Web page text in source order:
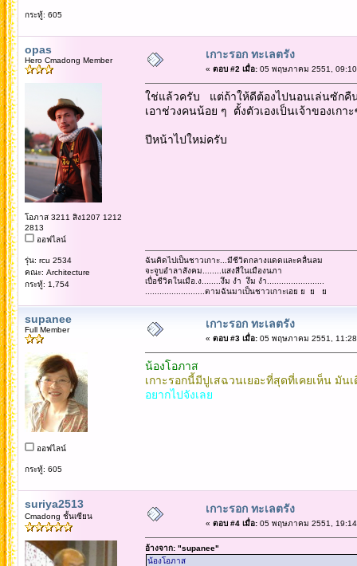
กระทู้: 605
opas
Hero Cmadong Member
โอภาส 3211 สิง1207 1212
2813
ออฟไลน์
รุ่น: rcu 2534
คณะ: Architecture
กระทู้: 1,754
เกาะรอก ทะเลตรัง
« ตอบ #2 เมื่อ:05 พฤษภาคม 2551,
ใช่แล้วครับ แต่ถ้าให้ดีต้องไปนอนเล่นซักคื
เอาช่วงคนน้อย ๆ ตั้งตัวเองเป็นเจ้าของเกา
ปีหน้าไปใหม่ครับ
ฉันคิดไปเป็นชาวเกาะ...มีชีวิตกลางแดดและคลื่นลม
จะจูบอำลาสังคม........แสงสีในเมืองนภา
เบื่อชีวิตในเมือ.ง........งึม งำ งึม งำ........................
.........................ตามฉันมาเป็นชาวเกาะเอย ย ย ย
supanee
Full Member
ออฟไลน์
กระทู้: 605
เกาะรอก ทะเลตรัง
« ตอบ #3 เมื่อ:05 พฤษภาคม 2551,
น้องโอภาส
เกาะรอกนี้มีปูเสฉวนเยอะที่สุดที่เคยเห็น มัน
อยากไปจังเลย
suriya2513
Cmadong ชั้นเซียน
เกาะรอก ทะเลตรัง
« ตอบ #4 เมื่อ:05 พฤษภาคม 2551,
อ้างจาก: "supanee"
น้องโอภาส